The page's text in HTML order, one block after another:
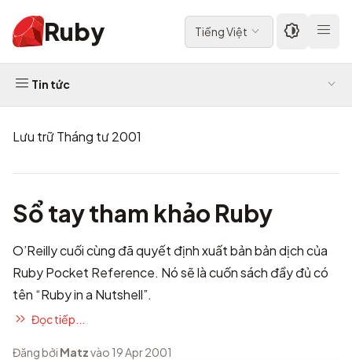
Ruby Tiếng Việt
Tin tức
Lưu trữ Tháng tư 2001
Sổ tay tham khảo Ruby
O’Reilly cuối cùng đã quyết định xuất bản bản dịch của
Ruby Pocket Reference. Nó sẽ làcuốn sách đầy đủ có
tên “Ruby in a Nutshell”.
Đọc tiếp...
Đăng bởi Matzvào 19 Apr 2001